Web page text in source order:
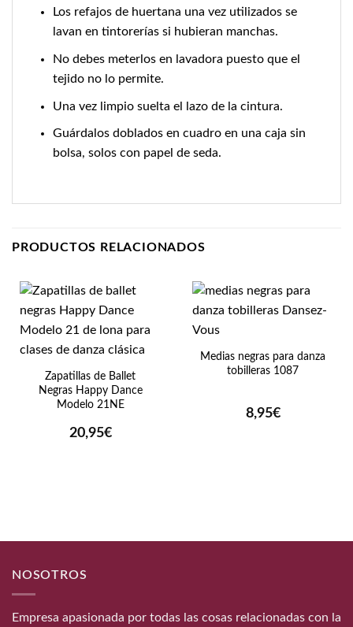
Los refajos de huertana una vez utilizados se
lavan en tintorerías si hubieran manchas.
No debes meterlos en lavadora puesto que el
tejido no lo permite.
Una vez limpio suelta el lazo de la cintura.
Guárdalos doblados en cuadro en una caja sin
bolsa, solos con papel de seda.
PRODUCTOS RELACIONADOS
Zapatillas de Ballet
Negras Happy Dance
Modelo 21NE
20,95€
Medias negras para danza
tobilleras 1087
8,95€
NOSOTROS
Empresa apasionada por todas las cosas relacionadas con la